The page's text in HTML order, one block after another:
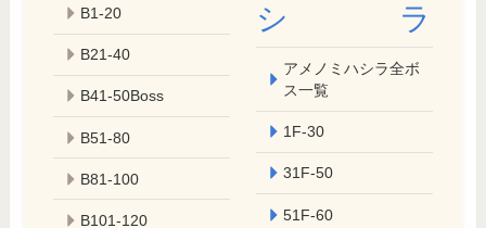
B1-20
B21-40
B41-50Boss
B51-80
B81-100
B101-120
シラ
アメノミハシラ全ボ
ス一覧
1F-30
31F-50
51F-60